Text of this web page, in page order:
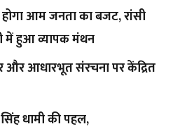
आम जनता का बजट, रांसी
में हुआ व्यापक मंथन
और आधारभूत संरचना पर केंद्रित
धामी की पहल,